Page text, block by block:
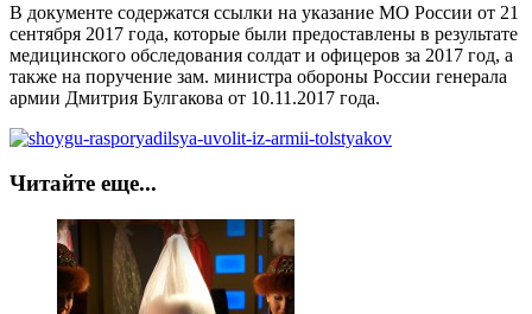
В документе содержатся ссылки на указание МО России от 21
сентября 2017 года, которые были предоставлены в результате
медицинского обследования солдат и офицеров за 2017 год, а
также на поручение зам. министра обороны России генерала
армии Дмитрия Булгакова от 10.11.2017 года.
Читайте еще...